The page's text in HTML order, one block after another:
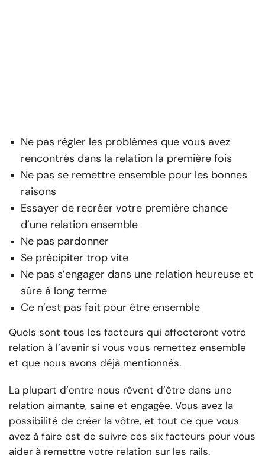
Ne pas régler les problèmes que vous avez
rencontrés dans la relation la première fois
Ne pas se remettre ensemble pour les bonnes
raisons
Essayer de recréer votre première chance
d’une relation ensemble
Ne pas pardonner
Se précipiter trop vite
Ne pas s’engager dans une relation heureuse et
sûre à long terme
Ce n’est pas fait pour être ensemble
Quels sont tous les facteurs qui affecteront votre
relation à l’avenir si vous vous remettez ensemble
et que nous avons déjà mentionnés.
La plupart d’entre nous rêvent d’être dans une
relation aimante, saine et engagée. Vous avez la
possibilité de créer la vôtre, et tout ce que vous
avez à faire est de suivre ces six facteurs pour vous
aider à remettre votre relation sur les rails.